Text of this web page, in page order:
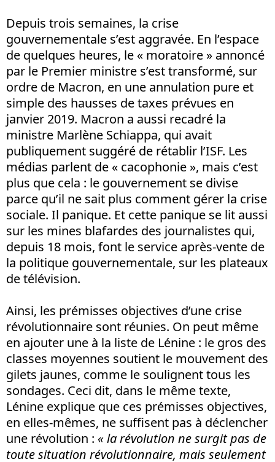
Depuis trois semaines, la crise
gouvernementale s’est aggravée. En l’espace
de quelques heures, le « moratoire » annoncé
par le Premier ministre s’est transformé, sur
ordre de Macron, en une annulation pure et
simple des hausses de taxes prévues en
janvier 2019. Macron a aussi recadré la
ministre Marlène Schiappa, qui avait
publiquement suggéré de rétablir l’ISF. Les
médias parlent de « cacophonie », mais c’est
plus que cela : le gouvernement se divise
parce qu’il ne sait plus comment gérer la crise
sociale. Il panique. Et cette panique se lit aussi
sur les mines blafardes des journalistes qui,
depuis 18 mois, font le service après-vente de
la politique gouvernementale, sur les plateaux
de télévision.
Ainsi, les prémisses objectives d’une crise
révolutionnaire sont réunies. On peut même
en ajouter une à la liste de Lénine : le gros des
classes moyennes soutient le mouvement des
gilets jaunes, comme le soulignent tous les
sondages. Ceci dit, dans le même texte,
Lénine explique que ces prémisses objectives,
en elles-mêmes, ne suffisent pas à déclencher
une révolution : « la révolution ne surgit pas de
toute situation révolutionnaire, mais seulement